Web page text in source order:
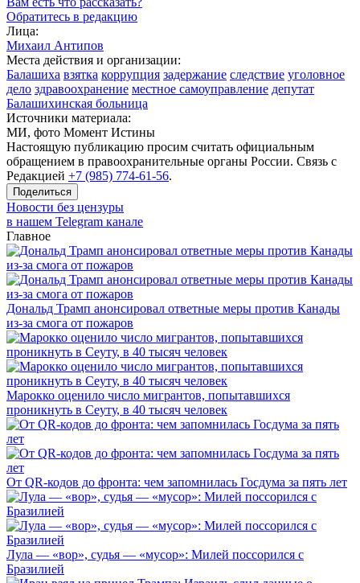
Обратитесь в редакцию
Лица:
Михаил Антипов
Места действия и организации:
Балашиха взятка коррупция задержание следствие уголовное
дело здравоохранение местное самоуправление депутат
Балашихинская больница
Источники материала:
МИ, фото Момент Истины
Настоящую публикацию просим считать официальным
обращением в правоохранительные органы России. Связь с
Редакцией +7 (985) 774-61-56.
Поделиться
Новости без цензуры
в нашем Telegram канале
Главное
Дональд Трамп анонсировал ответные меры против Канады
из-за смога от пожаров
Марокко оценило число мигрантов, попытавшихся
проникнуть в Сеуту, в 40 тысяч человек
От QR-кодов до фронта: чем запомнилась Госдума за пять лет
Лула — «вор», судья — «мусор»: Милей поссорился с
Бразилией